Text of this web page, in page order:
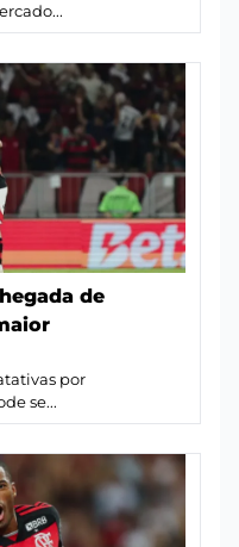
de
por
se...